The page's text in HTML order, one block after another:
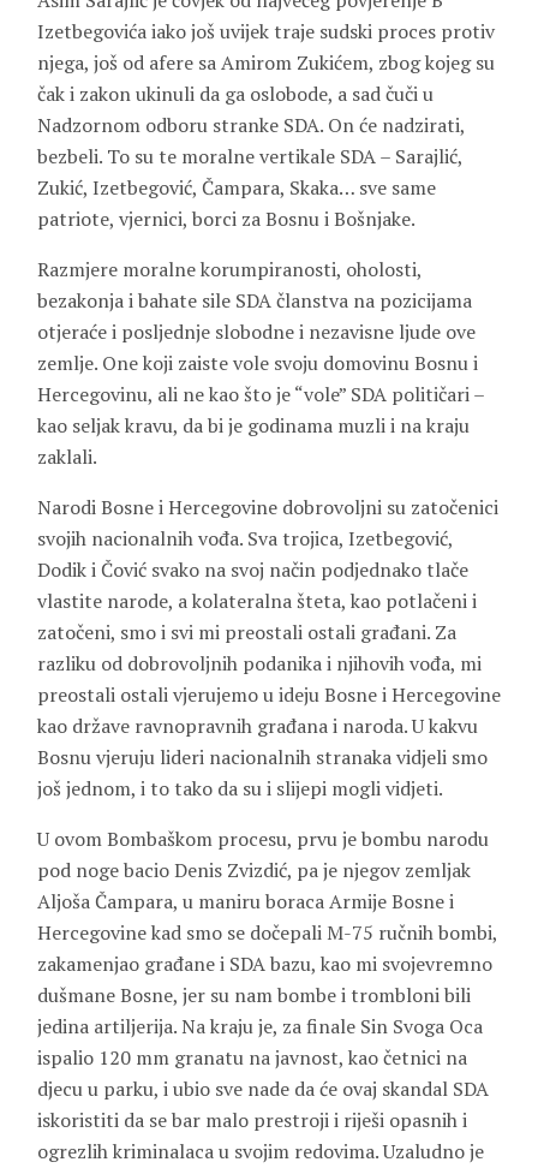
Izetbegovića iako još uvijek traje sudski proces protiv
njega, još od afere sa Amirom Zukićem, zbog kojeg su
čak i zakon ukinuli da ga oslobode, a sad čuči u
Nadzornom odboru stranke SDA. On će nadzirati,
bezbeli. To su te moralne vertikale SDA – Sarajlić,
Zukić, Izetbegović, Čampara, Skaka… sve same
patriote, vjernici, borci za Bosnu i Bošnjake.
Razmjere moralne korumpiranosti, oholosti,
bezakonja i bahate sile SDA članstva na pozicijama
otjeraće i posljednje slobodne i nezavisne ljude ove
zemlje. One koji zaiste vole svoju domovinu Bosnu i
Hercegovinu, ali ne kao što je “vole” SDA političari –
kao seljak kravu, da bi je godinama muzli i na kraju
zaklali.
Narodi Bosne i Hercegovine dobrovoljni su zatočenici
svojih nacionalnih vođa. Sva trojica, Izetbegović,
Dodik i Čović svako na svoj način podjednako tlače
vlastite narode, a kolateralna šteta, kao potlačeni i
zatočeni, smo i svi mi preostali ostali građani. Za
razliku od dobrovoljnih podanika i njihovih vođa, mi
preostali ostali vjerujemo u ideju Bosne i Hercegovine
kao države ravnopravnih građana i naroda. U kakvu
Bosnu vjeruju lideri nacionalnih stranaka vidjeli smo
još jednom, i to tako da su i slijepi mogli vidjeti.
U ovom Bombaškom procesu, prvu je bombu narodu
pod noge bacio Denis Zvizdić, pa je njegov zemljak
Aljoša Čampara, u maniru boraca Armije Bosne i
Hercegovine kad smo se dočepali M-75 ručnih bombi,
zakamenjao građane i SDA bazu, kao mi svojevremno
dušmane Bosne, jer su nam bombe i trombloni bili
jedina artiljerija. Na kraju je, za finale Sin Svoga Oca
ispalio 120 mm granatu na javnost, kao četnici na
djecu u parku, i ubio sve nade da će ovaj skandal SDA
iskoristiti da se bar malo prestroji i riješi opasnih i
ogrezlih kriminalaca u svojim redovima. Uzaludno je